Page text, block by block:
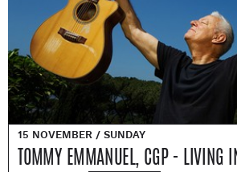
15 NOVEMBER / SUNDAY
TOMMY EMMANUEL, CGP - LIVING